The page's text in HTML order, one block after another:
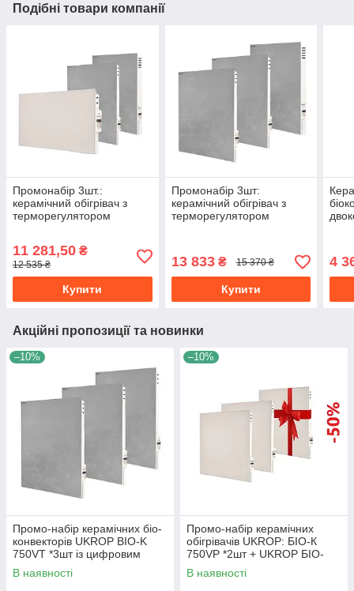
Подібні товари компанії
Промонабір 3шт.:
керамічний обігрівач з
терморегулятором
11 281,50 ₴
12 535 ₴
Купити
Промонабір 3шт:
керамічний обігрівач з
терморегулятором
13 833₴ 15 370 ₴
Купити
4
Акційні пропозиції та новинки
–10%
Промо-набір керамічних біо-
конвекторів UKROP BIO-K
750VT *3шт із цифровим
терморегулятором
В наявності
–10%
Промо-набір керамічних
обігрівачів UKROP: БІО-К
750VP *2шт + UKROP БІО-
К475V
В наявності